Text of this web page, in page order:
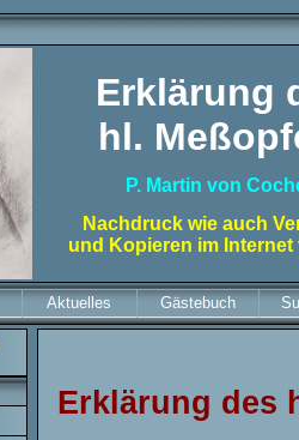
Erklärung
hl.
P. Martin von
Nachdruck wie auch
und Kopieren im Internet
Aktuelles Gästebuch
Erklärung des